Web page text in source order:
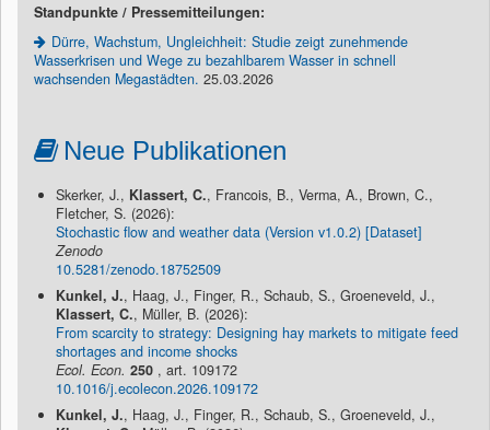
Standpunkte / Pressemitteilungen:
Dürre, Wachstum, Ungleichheit: Studie zeigt zunehmende
Wasserkrisen und Wege zu bezahlbarem Wasser in schnell
wachsenden Megastädten. 25.03.2026
Neue Publikationen
Skerker, J., Klassert, C., Francois, B., Verma, A., Brown, C.,
Fletcher, S. (2026):
Stochastic flow and weather data (Version v1.0.2) [Dataset]
Zenodo
10.5281/zenodo.18752509
Kunkel, J., Haag, J., Finger, R., Schaub, S., Groeneveld, J.,
Klassert, C., Müller, B. (2026):
From scarcity to strategy: Designing hay markets to mitigate feed
shortages and income shocks
Ecol. Econ. 250 , art. 109172
10.1016/j.ecolecon.2026.109172
Kunkel, J., Haag, J., Finger, R., Schaub, S., Groeneveld, J.,